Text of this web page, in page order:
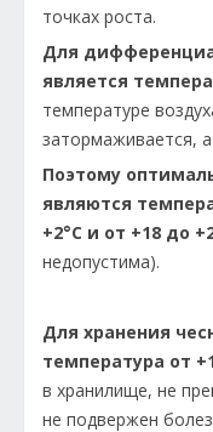
точках роста.
Для
является
температуре
затормаживается,
Поэтому
являются
+2°С и от +18 до
недопустима).
Для хранения
температура от
в хранилище, не
не подвержен